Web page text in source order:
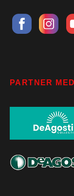
PARTNER